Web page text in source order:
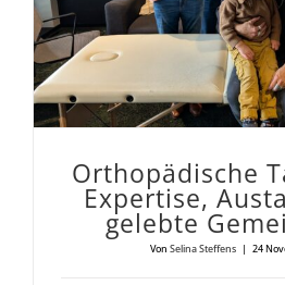
Ortho­pä­di­sche
Exper­ti­se,
geleb­te
Von Selina Steffens | 24